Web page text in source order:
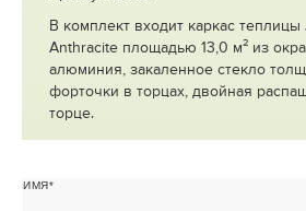
В комплект входит каркас теплицы
Anthracite площадью 13,0 м² из
алюминия, закаленное стекло
форточки в торцах, двойная
торце.
ИМЯ